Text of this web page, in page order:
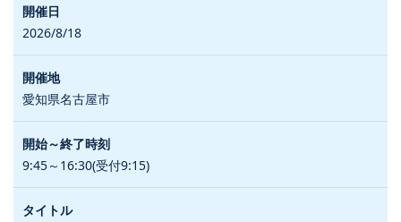
2026/8/18
愛知県名古屋市
9:45～16:30(受付9:15)